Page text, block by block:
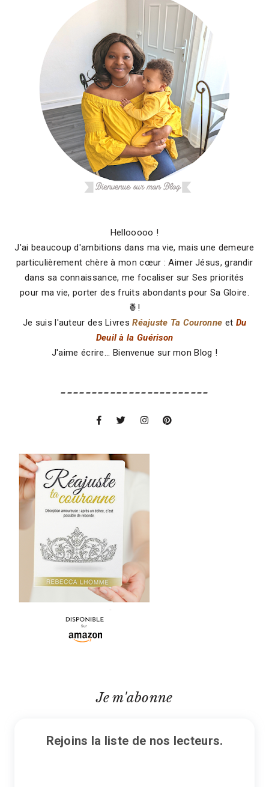
Hellooooo !
J'ai beaucoup d'ambitions dans ma vie, mais une demeure
particulièrement chère à mon cœur : Aimer Jésus, grandir
dans sa connaissance, me focaliser sur Ses priorités
pour ma vie, porter des fruits abondants pour Sa Gloire.
🍍!
Je suis l'auteur des LivresRéajuste Ta Couronne et Du
Deuil à la Guérison
J'aime écrire... Bienvenue sur mon Blog !
------------------------
Je m'abonne
Rejoins la liste de nos lecteurs.